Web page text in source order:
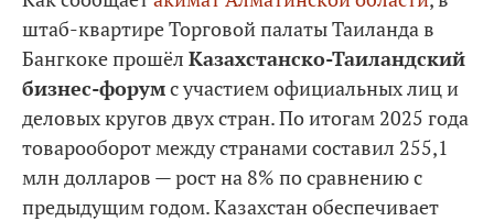
штаб-квартире Торговой палаты Таиланда в
Бангкоке прошёл Казахстанско-Таиландский
бизнес-форумс участием официальных лиц и
деловых кругов двух стран. По итогам 2025 года
товарооборот между странами составил 255,1
млн долларов — рост на 8% по сравнению с
предыдущим годом. Казахстан обеспечивает